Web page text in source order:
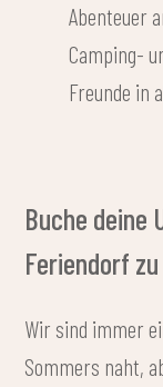
Abenteuer
Camping-
Freunde in
Buche deine
Feriendorf
Wir sind immer
Sommers naht,